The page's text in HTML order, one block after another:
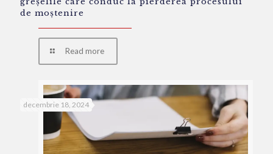
de moștenire
Read more
decembrie 18, 2024